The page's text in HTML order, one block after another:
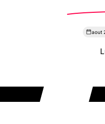
aout